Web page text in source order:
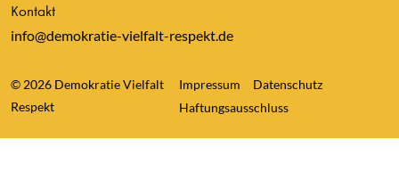
Kontakt
info@demokratie-vielfalt-respekt.de
© 2026 Demokratie Vielfalt
Respekt
Impressum
Datenschutz
Haftungsausschluss